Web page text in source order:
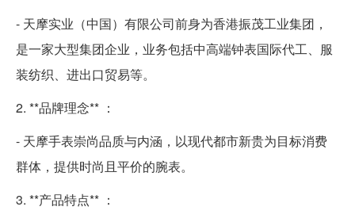
- 天摩实业（中国）有限公司前身为香港振茂工业集团，
是一家大型集团企业，业务包括中高端钟表国际代工、服
装纺织、进出口贸易等。
2. **品牌理念** ：
- 天摩手表崇尚品质与内涵，以现代都市新贵为目标消费
群体，提供时尚且平价的腕表。
3. **产品特点** ：